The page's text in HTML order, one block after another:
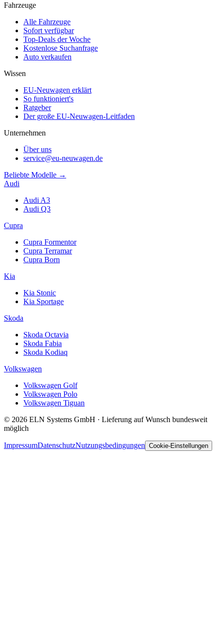
Fahrzeuge
Alle Fahrzeuge
Sofort verfügbar
Top-Deals der Woche
Kostenlose Suchanfrage
Auto verkaufen
Wissen
EU-Neuwagen erklärt
So funktioniert's
Ratgeber
Der große EU-Neuwagen-Leitfaden
Unternehmen
Über uns
service@eu-neuwagen.de
Beliebte Modelle →
Audi
Audi A3
Audi Q3
Cupra
Cupra Formentor
Cupra Terramar
Cupra Born
Kia
Kia Stonic
Kia Sportage
Skoda
Skoda Octavia
Skoda Fabia
Skoda Kodiaq
Volkswagen
Volkswagen Golf
Volkswagen Polo
Volkswagen Tiguan
© 2026 ELN Systems GmbH · Lieferung auf Wunsch bundesweit
möglich
ImpressumDatenschutzNutzungsbedingungen Cookie-Einstellungen